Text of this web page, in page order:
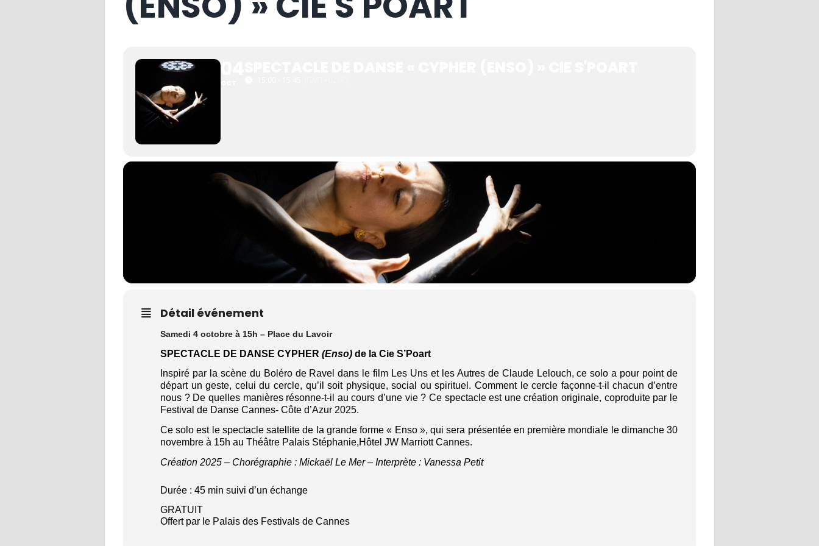
Détail événement
Samedi 4 octobre à 15h – Place du Lavoir
SPECTACLE DE DANSE CYPHER (Enso) de la Cie S’Poart
Inspiré par la scène du Boléro de Ravel dans le film Les Uns et les Autres de Claude Lelouch, ce solo a pour point de
départ un geste, celui du cercle, qu’il soit physique, social ou spirituel. Comment le cercle façonne-t-il chacun d’entre
nous ? De quelles manières résonne-t-il au cours d’une vie ? Ce spectacle est une création originale, coproduite par le
Festival de Danse Cannes- Côte d’Azur 2025.
Ce solo est le spectacle satellite de la grande forme « Enso », qui sera présentée en première mondiale le dimanche 30
novembre à 15h au Théâtre Palais Stéphanie,Hôtel JW Marriott Cannes.
Création 2025 – Chorégraphie : Mickaël Le Mer – Interprète : Vanessa Petit
Durée : 45 min suivi d’un échange
GRATUIT
Offert par le Palais des Festivals de Cannes